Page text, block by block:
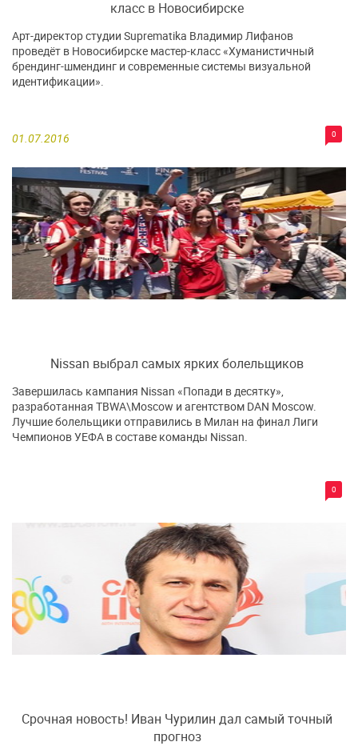
класс в Новосибирске
01.07.2016 0
Арт-директор студии Suprematika Владимир Лифанов
проведёт в Новосибирске мастер-класс «Хуманистичный
брендинг-шмендинг и современные системы визуальной
идентификации».
Nissan выбрал самых ярких болельщиков
0
Завершилась кампания Nissan «Попади в десятку»,
разработанная TBWA\Moscow и агентством DAN Moscow.
Лучшие болельщики отправились в Милан на финал Лиги
Чемпионов УЕФА в составе команды Nissan.
Срочная новость! Иван Чурилин дал самый точный
прогноз